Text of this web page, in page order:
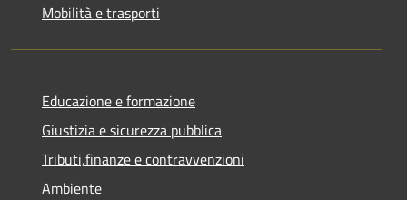
Mobilità e trasporti
Educazione e formazione
Giustizia e sicurezza pubblica
Tributi,finanze e contravvenzioni
Ambiente